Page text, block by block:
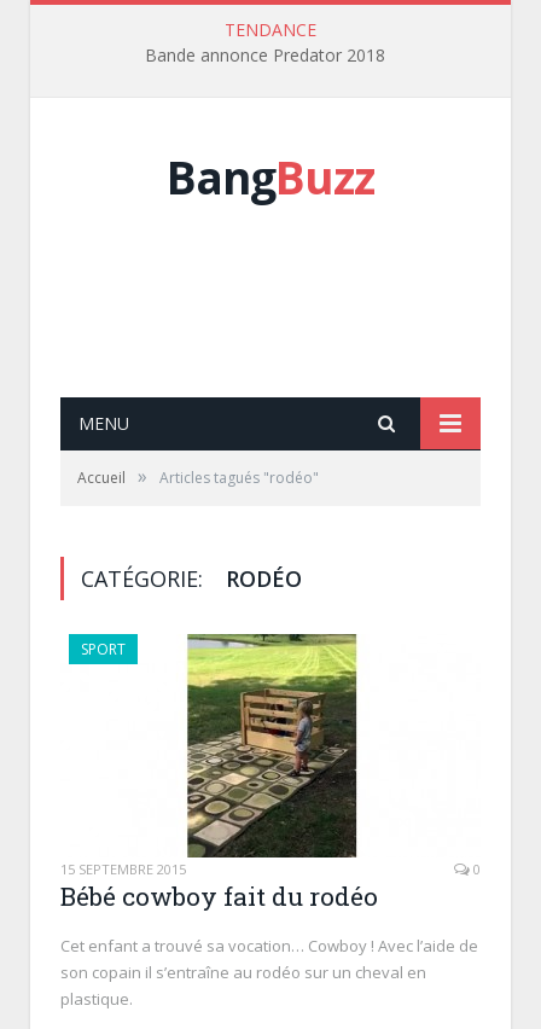
TENDANCE
Bande annonce Predator 2018
BangBuzz
MENU
Accueil » Articles tagués "rodéo"
CATÉGORIE: RODÉO
SPORT
15 SEPTEMBRE 2015 0
Bébé cowboy fait du rodéo
Cet enfant a trouvé sa vocation… Cowboy ! Avec l’aide de
son copain il s’entraîne au rodéo sur un cheval en
plastique.